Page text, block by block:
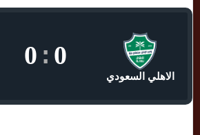
الاهلي السعودي
0
:
0